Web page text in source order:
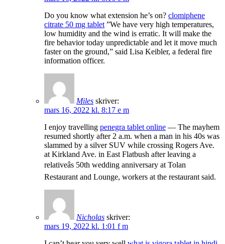
Do you know what extension he’s on? clomiphene
citrate 50 mg tablet ”We have very high temperatures,
low humidity and the wind is erratic. It will make the
fire behavior today unpredictable and let it move much
faster on the ground,” said Lisa Keibler, a federal fire
information officer.
Miles skriver:
mars 16, 2022 kl. 8:17 e m
I enjoy travelling penegra tablet online — The mayhem
resumed shortly after 2 a.m. when a man in his 40s was
slammed by a silver SUV while crossing Rogers Ave.
at Kirkland Ave. in East Flatbush after leaving a
relativeâs 50th wedding anniversary at Tolan
Restaurant and Lounge, workers at the restaurant said.
Nicholas skriver:
mars 19, 2022 kl. 1:01 f m